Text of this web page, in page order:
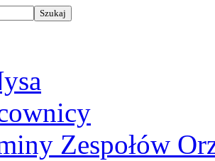
Zespołów